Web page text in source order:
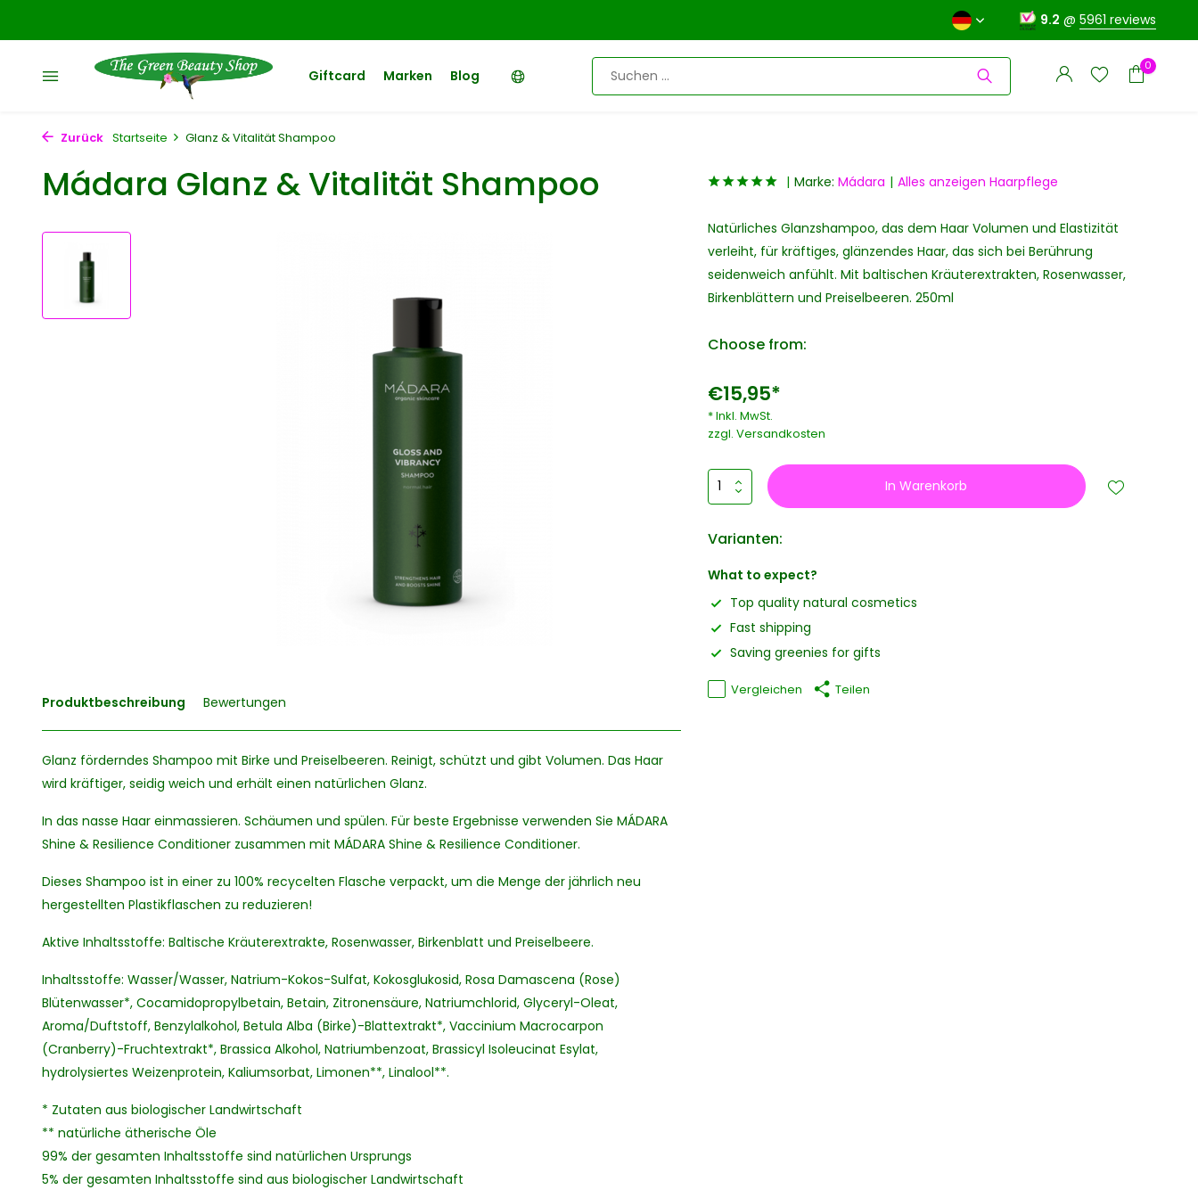
9.2 @ 5961 reviews
Giftcard Marken Blog
Benutzerkonto
anlegen
Benutzerkonto
anlegen
0
Zurück Startseite Glanz & Vitalität Shampoo
Mádara Glanz & Vitalität Shampoo
Produktbeschreibung Bewertungen
Glanz förderndes Shampoo mit Birke und Preiselbeeren. Reinigt, schützt und gibt Volumen. Das Haar
wird kräftiger, seidig weich und erhält einen natürlichen Glanz.
In das nasse Haar einmassieren. Schäumen und spülen. Für beste Ergebnisse verwenden Sie MÁDARA
Shine & Resilience Conditioner zusammen mit MÁDARA Shine & Resilience Conditioner.
Dieses Shampoo ist in einer zu 100% recycelten Flasche verpackt, um die Menge der jährlich neu
hergestellten Plastikflaschen zu reduzieren!
Aktive Inhaltsstoffe: Baltische Kräuterextrakte, Rosenwasser, Birkenblatt und Preiselbeere.
Inhaltsstoffe: Wasser/Wasser, Natrium-Kokos-Sulfat, Kokosglukosid, Rosa Damascena (Rose)
Blütenwasser*, Cocamidopropylbetain, Betain, Zitronensäure, Natriumchlorid, Glyceryl-Oleat,
Aroma/Duftstoff, Benzylalkohol, Betula Alba (Birke)-Blattextrakt*, Vaccinium Macrocarpon
(Cranberry)-Fruchtextrakt*, Brassica Alkohol, Natriumbenzoat, Brassicyl Isoleucinat Esylat,
hydrolysiertes Weizenprotein, Kaliumsorbat, Limonen**, Linalool**.
* Zutaten aus biologischer Landwirtschaft
** natürliche ätherische Öle
99% der gesamten Inhaltsstoffe sind natürlichen Ursprungs
5% der gesamten Inhaltsstoffe sind aus biologischer Landwirtschaft
Marke: Mádara Alles anzeigen Haarpflege
Natürliches Glanzshampoo, das dem Haar Volumen und Elastizität
verleiht, für kräftiges, glänzendes Haar, das sich bei Berührung
seidenweich anfühlt. Mit baltischen Kräuterextrakten, Rosenwasser,
Birkenblättern und Preiselbeeren. 250ml
Choose from:
€15,95*
* Inkl. MwSt.
zzgl. Versandkosten
In Warenkorb
Varianten:
What to expect?
Top quality natural cosmetics
Fast shipping
Saving greenies for gifts
Vergleichen Teilen